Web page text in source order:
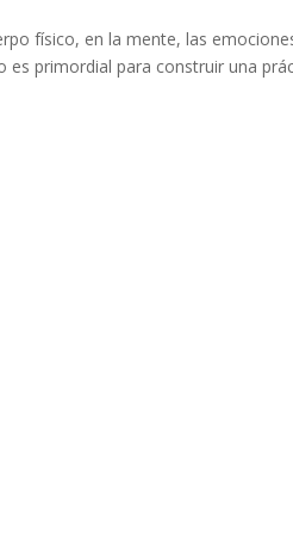
físico, en la mente, las
primordial para construir una